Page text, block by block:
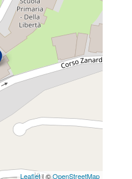
Leaflet| ©OpenStreetMap